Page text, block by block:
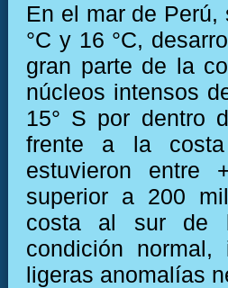
En el mar de Perú,
°C y 16 °C,
gran parte de la
núcleos intensos
15° S por dentro
frente a la
estuvieron entre
superior a 200
costa al sur de
condición
ligeras anomalías